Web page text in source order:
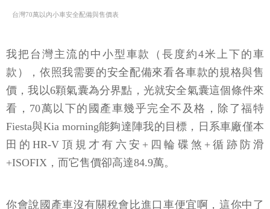
台灣70萬以內小車安全配備與售價表
我把台灣主流的中小型車款（長度約4米上下的車
款），依照我需要的安全配備來看各車款的規格與售
價，我以6顆氣囊為分界點，光就安全氣囊這個條件來
看，70萬以下的國產車幾乎完全不及格，除了福特
Fiesta與Kia morning能夠達陣我的目標，日系車廠僅本
田的HR-V頂規才有六安+四輪碟煞+循跡防滑
+ISOFIX，而它售價卻高達84.9萬。
你會說國產車沒有關稅會比進口車便宜啊，這你中了